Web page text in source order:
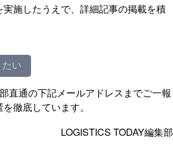
施したうえで、詳細記事の掲載を積
たい
直通の下記メールアドレスまでご一報
徹底しています。
LOGISTICS TODAY編集部